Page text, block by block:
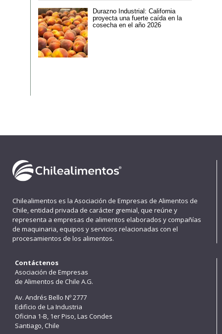
Durazno Industrial: California
proyecta una fuerte caída en la
cosecha en el año 2026
Chilealimentos es la Asociación de Empresas de Alimentos de
Chile, entidad privada de carácter gremial, que reúne y
representa a empresas de alimentos elaborados y compañías
de maquinaria, equipos y servicios relacionadas con el
procesamientos de los alimentos.
Contáctenos
Asociación de Empresas
de Alimentos de Chile A.G.
Av. Andrés Bello Nº 2777
Edificio de La Industria
Oficina 1-B, 1er Piso, Las Condes
Santiago, Chile